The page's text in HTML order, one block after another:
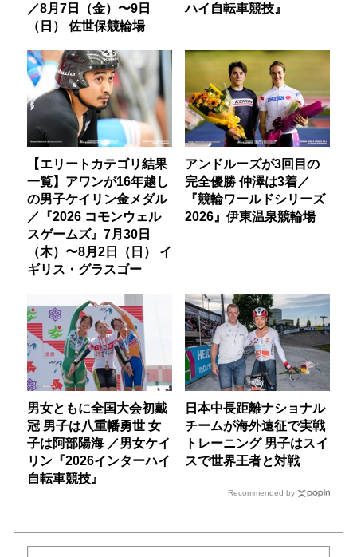
／8月7日（金）〜9日
（日） 佐世保競輪場
ハイ自転車競技』
【エリートカテゴリ結果
一覧】アワンが16年越し
の男子ケイリン金メダル
／『2026 コモンウェル
スゲームズ』7月30日
（木）〜8月2日（日） イ
ギリス・グラスゴー
アンドルーズが3回目の
完全優勝 仲澤は3着／
『競輪ワールドシリーズ
2026』伊東温泉競輪場
男女ともに全国大会初戴
冠 男子は八重幡勇世 女
子は阿部陽海 ／男女ケイ
リン『2026インターハイ
自転車競技』
日本中長距離ナショナル
チームが海外遠征で実戦
トレーニング 男子はスイ
スで世界王者と対戦
Recommended by